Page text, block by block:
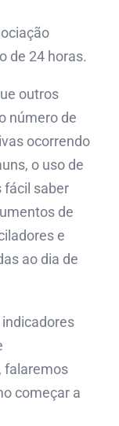
de 24 horas.
outros
número de
ocorrendo
o uso de
fácil saber
de
e
ao dia de
falaremos
começar a